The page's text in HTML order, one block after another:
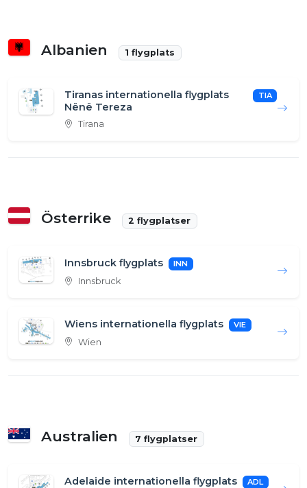
Albanien 1 flygplats
Tiranas internationella flygplats
Nënë Tereza
TIA
Tirana
Österrike 2 flygplatser
Innsbruck flygplats INN
Innsbruck
Wiens internationella flygplats VIE
Wien
Australien 7 flygplatser
Adelaide internationella flygplats ADL